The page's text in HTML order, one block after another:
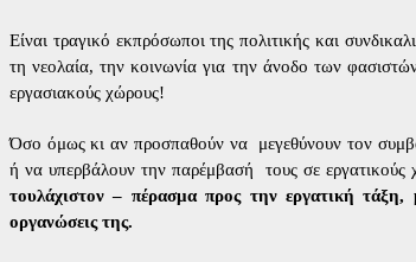
Είναι τραγικό εκπρόσωποι της πολιτικής και
τη νεολαία, την κοινωνία για την άνοδο των
εργασιακούς χώρους!
Όσο όμως κι αν προσπαθούν να
μεγεθύνουν τον
ή να υπερβάλουν την παρέμβασή
τους σε εργατικούς
τουλάχιστον – πέρασμα προς την εργατική τάξη,
οργανώσεις της.